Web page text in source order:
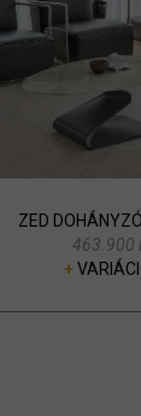
ZED
463.900
+